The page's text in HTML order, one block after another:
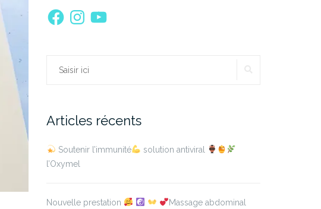
FacebookInstagramYouTube
Rechercher :
Articles récents
Soutenir l’immunité
solution antiviral
l’Oxymel
Nouvelle prestation
Massage abdominal